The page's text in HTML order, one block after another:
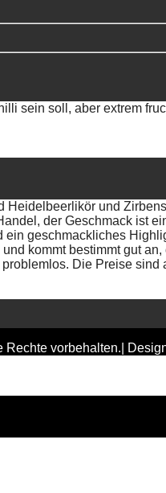
sein soll, aber extrem
und
der Geschmack ist
geschmackliches
kommt bestimmt gut
Die Preise
vorbehalten.|